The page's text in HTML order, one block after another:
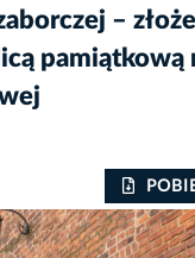
–
pamiątkową